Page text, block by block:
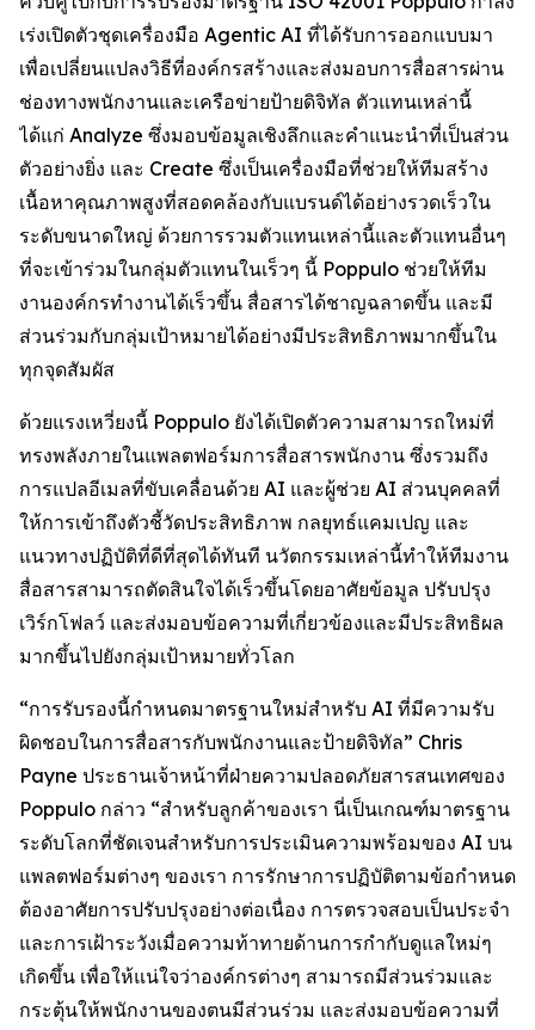
เร่งเปิดตัวชุดเครื่องมือ Agentic AI ที่ได้รับการออกแบบมา
เพื่อเปลี่ยนแปลงวิธีที่องค์กรสร้างและส่งมอบการสื่อสารผ่าน
ช่องทางพนักงานและเครือข่ายป้ายดิจิทัล ตัวแทนเหล่านี้
ได้แก่ Analyze ซึ่งมอบข้อมูลเชิงลึกและคำแนะนำที่เป็นส่วน
ตัวอย่างยิ่ง และ Create ซึ่งเป็นเครื่องมือที่ช่วยให้ทีมสร้าง
เนื้อหาคุณภาพสูงที่สอดคล้องกับแบรนด์ได้อย่างรวดเร็วใน
ระดับขนาดใหญ่ ด้วยการรวมตัวแทนเหล่านี้และตัวแทนอื่นๆ
ที่จะเข้าร่วมในกลุ่มตัวแทนในเร็วๆ นี้ Poppulo ช่วยให้ทีม
งานองค์กรทำงานได้เร็วขึ้น สื่อสารได้ชาญฉลาดขึ้น และมี
ส่วนร่วมกับกลุ่มเป้าหมายได้อย่างมีประสิทธิภาพมากขึ้นใน
ทุกจุดสัมผัส
ด้วยแรงเหวี่ยงนี้ Poppulo ยังได้เปิดตัวความสามารถใหม่ที่
ทรงพลังภายในแพลตฟอร์มการสื่อสารพนักงาน ซึ่งรวมถึง
การแปลอีเมลที่ขับเคลื่อนด้วย AI และผู้ช่วย AI ส่วนบุคคลที่
ให้การเข้าถึงตัวชี้วัดประสิทธิภาพ กลยุทธ์แคมเปญ และ
แนวทางปฏิบัติที่ดีที่สุดได้ทันที นวัตกรรมเหล่านี้ทำให้ทีมงาน
สื่อสารสามารถตัดสินใจได้เร็วขึ้นโดยอาศัยข้อมูล ปรับปรุง
เวิร์กโฟลว์ และส่งมอบข้อความที่เกี่ยวข้องและมีประสิทธิผล
มากขึ้นไปยังกลุ่มเป้าหมายทั่วโลก
“การรับรองนี้กำหนดมาตรฐานใหม่สำหรับ AI ที่มีความรับ
ผิดชอบในการสื่อสารกับพนักงานและป้ายดิจิทัล” Chris
Payne ประธานเจ้าหน้าที่ฝ่ายความปลอดภัยสารสนเทศของ
Poppulo กล่าว “สำหรับลูกค้าของเรา นี่เป็นเกณฑ์มาตรฐาน
ระดับโลกที่ชัดเจนสำหรับการประเมินความพร้อมของ AI บน
แพลตฟอร์มต่างๆ ของเรา การรักษาการปฏิบัติตามข้อกำหนด
ต้องอาศัยการปรับปรุงอย่างต่อเนื่อง การตรวจสอบเป็นประจำ
และการเฝ้าระวังเมื่อความท้าทายด้านการกำกับดูแลใหม่ๆ
เกิดขึ้น เพื่อให้แน่ใจว่าองค์กรต่างๆ สามารถมีส่วนร่วมและ
กระตุ้นให้พนักงานของตนมีส่วนร่วม และส่งมอบข้อความที่